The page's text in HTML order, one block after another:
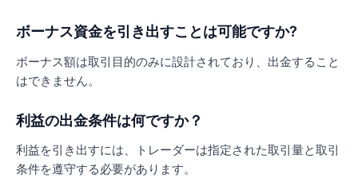
ボーナス資金を引き出すことは可能ですか?
ボーナス額は取引目的のみに設計されており、出金すること
はできません。
利益の出金条件は何ですか？
利益を引き出すには、トレーダーは指定された取引量と取引
条件を遵守する必要があります。